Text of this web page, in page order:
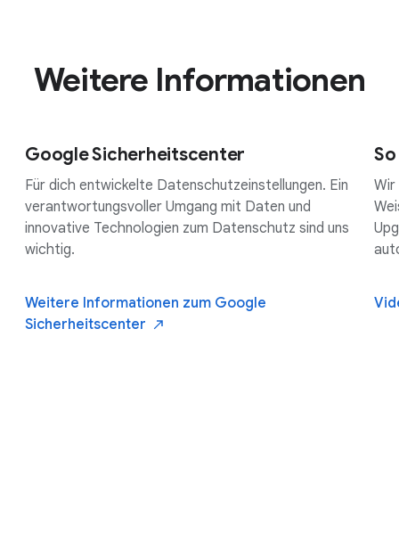
Weitere Informationen
Google Sicherheitscenter
Für dich entwickelte Datenschutzeinstellungen. Ein
verantwortungsvoller Umgang mit Daten und
innovative Technologien zum Datenschutz sind uns
wichtig.
Weitere Informationen zum Google
Sicherheitscenter
Wir